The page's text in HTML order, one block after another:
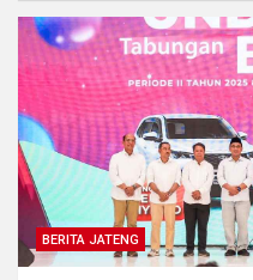
BERITA JATENG